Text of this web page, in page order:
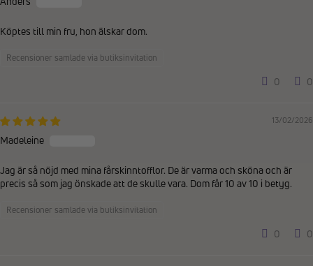
Köptes till min fru, hon älskar dom.
Recensioner samlade via butiksinvitation
0 0
13/02/2026
Madeleine
Jag är så nöjd med mina fårskinntofflor. De är varma och sköna och är
precis så som jag önskade att de skulle vara. Dom får 10 av 10 i betyg.
Recensioner samlade via butiksinvitation
0 0